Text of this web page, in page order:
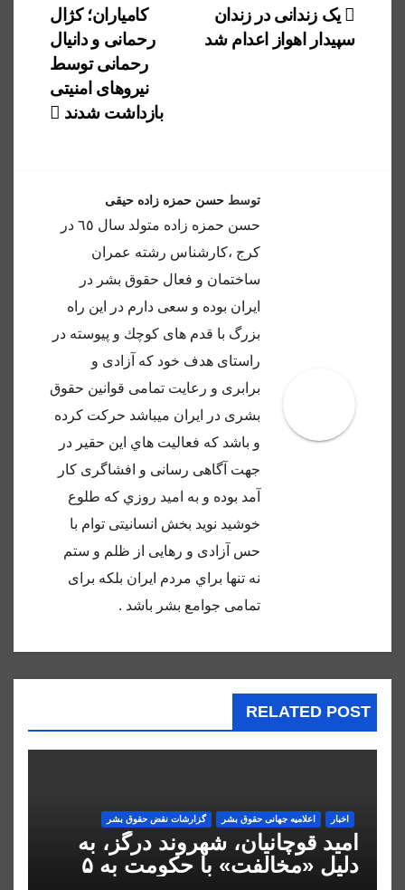
راهبری
نوشته
کامیاران؛ کژال
رحمانی و دانیال
رحمانی توسط
نیروهای امنیتی
بازداشت شدند
یک زندانی در زندان
سپیدار اهواز اعدام شد
توسط حسن حمزه زاده حیقی
حسن حمزه زاده متولد سال ٦٥ در
كرج ،كارشناس رشته عمران
ساختمان و فعال حقوق بشر در
ايران بوده و سعى دارم در اين راه
بزرگ با قدم هاى كوچك و پيوسته در
راستاى هدف خود كه آزادى و
برابرى و رعايت تمامى قوانين حقوق
بشرى در ايران ميباشد حركت كرده
و باشد كه فعاليت هاي اين حقير در
جهت آگاهى رسانى و افشاگرى كار
آمد بوده و به اميد روزي كه طلوع
خوشيد نويد بخش انسانيتى توام با
حس آزادى و رهايى از ظلم و ستم
نه تنها براي مردم ايران بلكه براى
تمامى جوامع بشر باشد .
RELATED POST
اخبار اعلاميه جهانی حقوق بشر گزارشات نقض حقوق بشر
امید قوچانیان، شهروند درگز، به
دلیل «مخالفت» با حکومت به ۵